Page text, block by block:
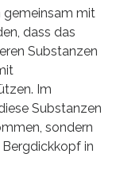
gemeinsam mit
dass das
Substanzen
Im
Substanzen
sondern
in